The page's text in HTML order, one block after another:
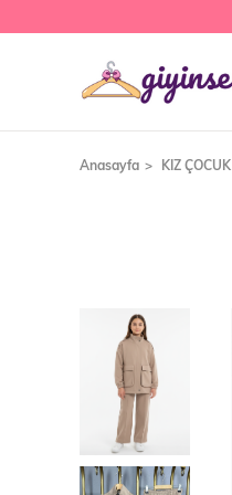
Anasayfa KIZ ÇOCUK